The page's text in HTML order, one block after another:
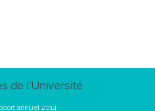
de l'Université
annuel 2014